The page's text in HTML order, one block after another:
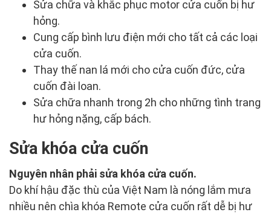
Sửa chữa và khắc phục motor cửa cuốn bị hư
hỏng.
Cung cấp bình lưu điện mới cho tất cả các loại
cửa cuốn.
Thay thế nan lá mới cho cửa cuốn đức, cửa
cuốn đài loan.
Sửa chữa nhanh trong 2h cho những tình trang
hư hỏng nặng, cấp bách.
Sửa khóa cửa cuốn
Nguyên nhân phải sửa khóa cửa cuốn.
Do khí hậu đặc thù của Việt Nam là nóng lắm mưa
nhiều nên chìa khóa Remote cửa cuốn rất dễ bị hư